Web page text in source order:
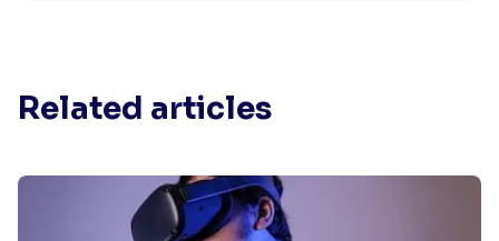
Related articles